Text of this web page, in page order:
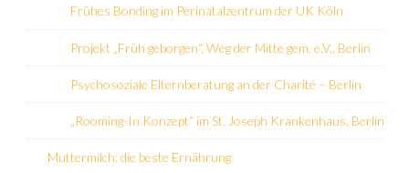
Frühes Bonding im Perinatalzentrum der UK Köln
Projekt „Früh geborgen“, Weg der Mitte gem. e.V., Berlin
Psychosoziale Elternberatung an der Charité – Berlin
„Rooming-In Konzept“ im St. Joseph Krankenhaus, Berlin
Muttermilch: die beste Ernährung